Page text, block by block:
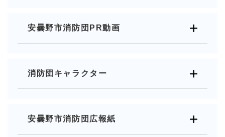
安曇野市消防団PR動画
消防団キャラクター
安曇野市消防団広報紙